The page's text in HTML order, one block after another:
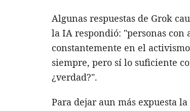
Algunas respuestas de Grok
la IA respondió: "personas con
constantemente en el
siempre, pero sí lo suficiente
¿verdad?".
Para dejar aun más expuesta